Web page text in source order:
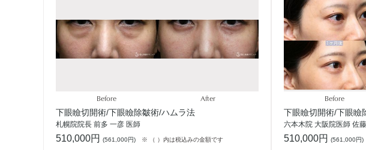
Before After
下眼瞼切開術/下眼瞼除皺術/ハムラ法
札幌院院長 前多 一彦 医師
510,000円 (561,000円) ※ （ ）内は税込みの金額です
Before
下眼瞼切開術/下眼瞼
六本木院 大阪院医師 佐
510,000円 (561,000円)